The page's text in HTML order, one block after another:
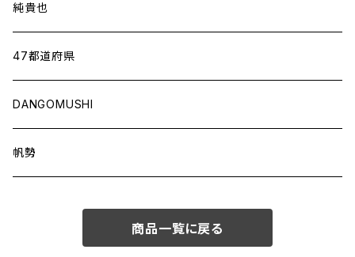
純貴也
47都道府県
DANGOMUSHI
帆勢
商品一覧に戻る